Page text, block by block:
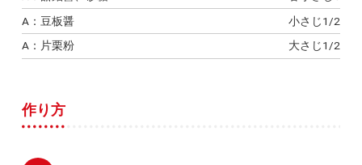
A：豆板醤
小さじ1/2
A：片栗粉
大さじ1/2
作り方